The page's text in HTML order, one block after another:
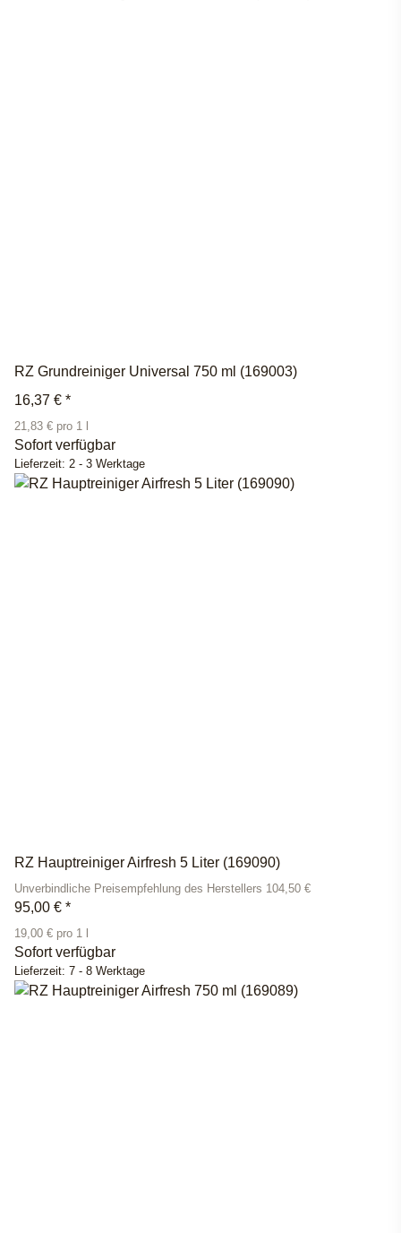
RZ Grundreiniger Universal 750 ml (169003)
16,37 € *
21,83 € pro 1 l
Sofort verfügbar
Lieferzeit: 2 - 3 Werktage
RZ Hauptreiniger Airfresh 5 Liter (169090)
Unverbindliche Preisempfehlung des Herstellers 104,50 €
95,00 € *
19,00 € pro 1 l
Sofort verfügbar
Lieferzeit: 7 - 8 Werktage